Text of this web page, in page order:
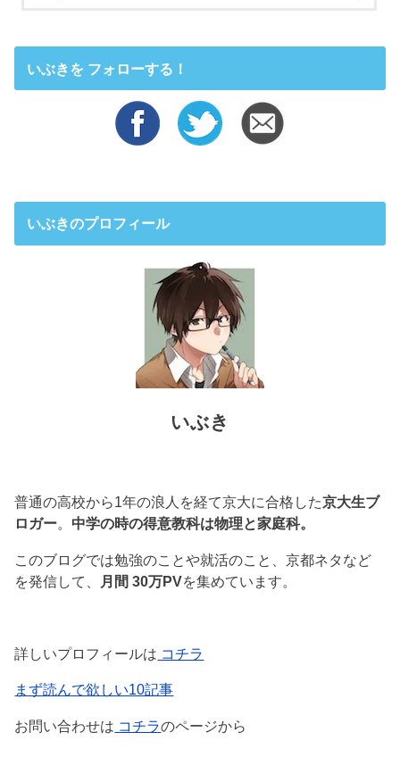
いぶきを フォローする！
いぶきのプロフィール
いぶき
普通の高校から1年の浪人を経て京大に合格した京大生ブ
ロガー。 中学の時の得意教科は物理と家庭科。
このブログでは勉強のことや就活のこと、京都ネタなど
を発信して、
月間 30万PVを集めています。
詳しいプロフィールは コチラ
まず読んで欲しい10記事
お問い合わせは コチラのページから